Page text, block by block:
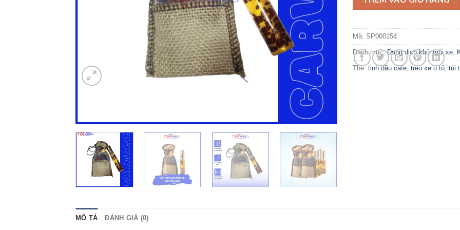
Mã: SP000154
Danh mục:Dung dịch khử mùi xe,
Thẻ: tinh dầu cafe, treo xe ô tô, túi
MÔ TẢ ĐÁNH GIÁ (0)